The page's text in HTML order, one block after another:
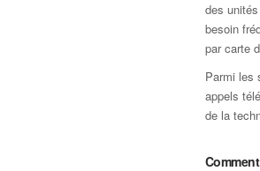
des
besoin
par carte
Parmi les
appels
de la